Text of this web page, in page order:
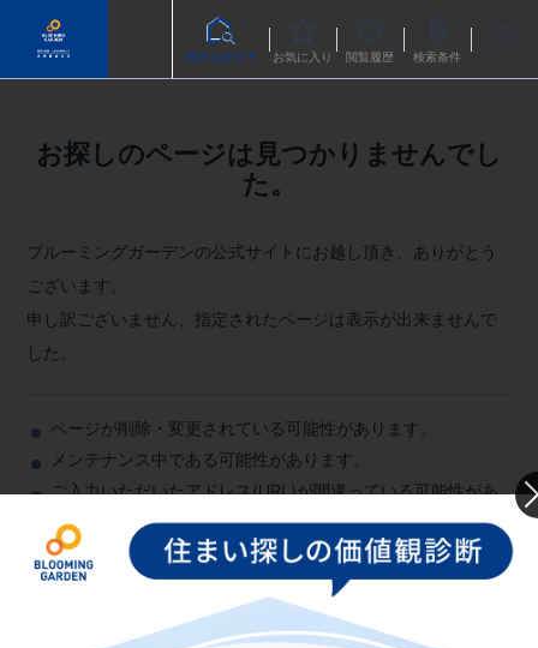
物件を探す お気に入り 閲覧履歴 検索条件
お探しのページは見つかりませんでし
た。
ブルーミングガーデンの公式サイトにお越し頂き、ありがとう
ございます。
申し訳ございません、指定されたページは表示が出来ませんで
した。
ページが削除・変更されている可能性があります。
メンテナンス中である可能性があります。
ご入力いただいたアドレス(URL)が間違っている可能性があ
お手数をおかけいたしますが、ブルーミングガーデンのトップ
上部のメニューよりお探しいただきますようお願いい